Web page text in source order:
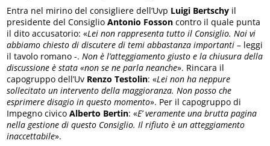
Entra nel mirino del consigliere dell’Uvp Luigi Bertschy il
presidente del ConsiglioAntonio Fosson contro il quale punta
il dito accusatorio: «Lei non rappresenta tutto il Consiglio. Noi vi
abbiamo chiesto di discutere di temi abbastanza importanti – leggi
il tavolo romano -.Non è l’atteggiamento giusto e la chiusura della
discussione è stata «non se ne parla neanche». Rincara il
capogruppo dell’Uv Renzo Testolin: «Lei non ha neppure
sollecitato un intervento della maggioranza. Non posso che
esprimere disagio in questo momento». Per il capogruppo di
Impegno civicoAlberto Bertin: «E’ veramente una brutta pagina
nella gestione di questo Consiglio. Il rifiuto è un atteggiamento
inaccettabile».